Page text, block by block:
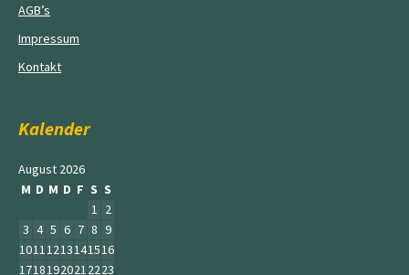
AGB’s
Impressum
Kontakt
Kalender
August 2026
M D M D F S S
1 2
3 4 5 6 7 8 9
10111213141516
17181920212223